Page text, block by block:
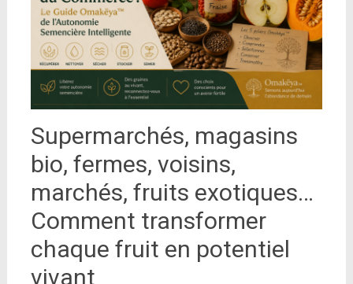
Supermarchés, magasins
bio, fermes, voisins,
marchés, fruits exotiques…
Comment transformer
chaque fruit en potentiel
vivant